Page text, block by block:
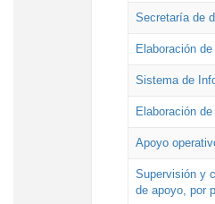
Secretaría de
Elaboración
Sistema de
Elaboración
Apoyo
Supervisión y
de apoyo, por